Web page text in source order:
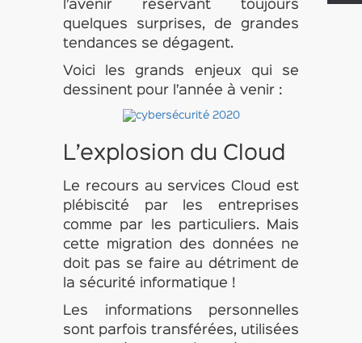
l’avenir réservant toujours
quelques surprises, de grandes
tendances se dégagent.
Voici les grands enjeux qui se
dessinent pour l’année à venir :
L’explosion du Cloud
Le recours au services Cloud est
plébiscité par les entreprises
comme par les particuliers. Mais
cette migration des données ne
doit pas se faire au détriment de
la sécurité informatique !
Les informations personnelles
sont parfois transférées, utilisées